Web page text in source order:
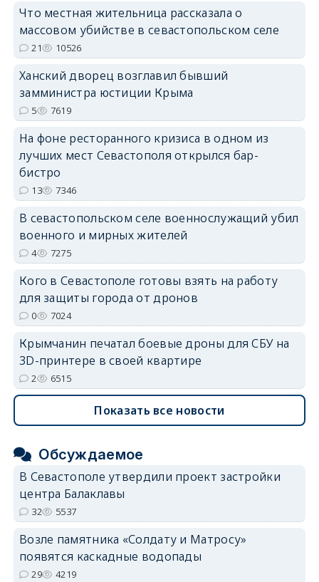
erid: 2SDnjdPjgYS
erid: 2SDnjdvhGXG
Что местная жительница рассказала о
массовом убийстве в севастопольском селе
21 10526
Ханский дворец возглавил бывший
замминистра юстиции Крыма
5 7619
На фоне ресторанного кризиса в одном из
лучших мест Севастополя открылся бар-
бистро
13 7346
В севастопольском селе военнослужащий убил
военного и мирных жителей
4 7275
Кого в Севастополе готовы взять на работу
для защиты города от дронов
0 7024
Крымчанин печатал боевые дроны для СБУ на
3D-принтере в своей квартире
2 6515
Показать все новости
Обсуждаемое
В Севастополе утвердили проект застройки
центра Балаклавы
32 5537
Возле памятника «Солдату и Матросу»
появятся каскадные водопады
29 4219